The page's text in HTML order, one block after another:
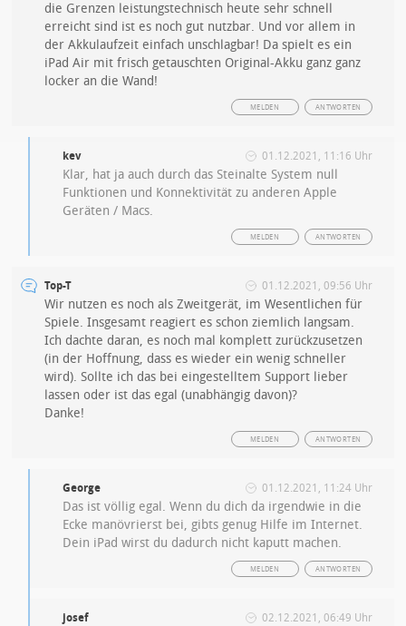
die Grenzen leistungstechnisch heute sehr schnell
erreicht sind ist es noch gut nutzbar. Und vor allem in
der Akkulaufzeit einfach unschlagbar! Da spielt es ein
iPad Air mit frisch getauschten Original-Akku ganz ganz
locker an die Wand!
ANTWORTEN
MELDEN
kev 01.12.2021, 11:16 Uhr
Klar, hat ja auch durch das Steinalte System null
Funktionen und Konnektivität zu anderen Apple
Geräten / Macs.
ANTWORTEN
MELDEN
Top-T 01.12.2021, 09:56 Uhr
Wir nutzen es noch als Zweitgerät, im Wesentlichen für
Spiele. Insgesamt reagiert es schon ziemlich langsam.
Ich dachte daran, es noch mal komplett zurückzusetzen
(in der Hoffnung, dass es wieder ein wenig schneller
wird). Sollte ich das bei eingestelltem Support lieber
lassen oder ist das egal (unabhängig davon)?
Danke!
ANTWORTEN
MELDEN
George 01.12.2021, 11:24 Uhr
Das ist völlig egal. Wenn du dich da irgendwie in die
Ecke manövrierst bei, gibts genug Hilfe im Internet.
Dein iPad wirst du dadurch nicht kaputt machen.
ANTWORTEN
MELDEN
josef 02.12.2021, 06:49 Uhr